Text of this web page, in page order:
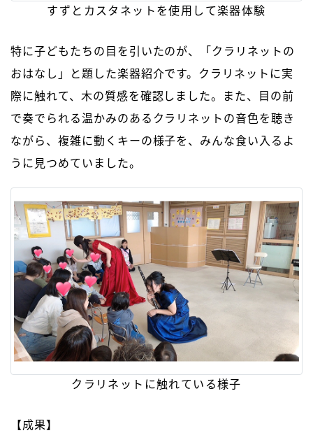
すずとカスタネットを使用して楽器体験
特に子どもたちの目を引いたのが、「クラリネットの
おはなし」と題した楽器紹介です。クラリネットに実
際に触れて、木の質感を確認しました。また、目の前
で奏でられる温かみのあるクラリネットの音色を聴き
ながら、複雑に動くキーの様子を、みんな食い入るよ
うに見つめていました。
クラリネットに触れている様子
【成果】